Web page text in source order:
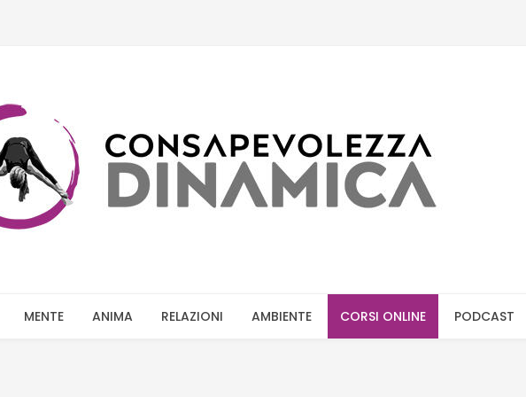
MENTE ANIMA RELAZIONI AMBIENTE CORSI ONLINE PODCAST